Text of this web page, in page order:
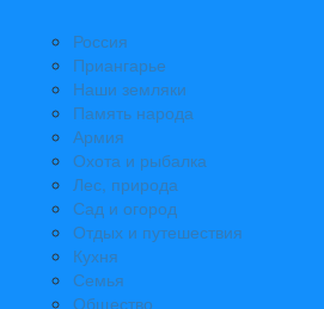
Россия
Приангарье
Наши земляки
Память народа
Армия
Охота и рыбалка
Лес, природа
Сад и огород
Отдых и путешествия
Кухня
Семья
Общество